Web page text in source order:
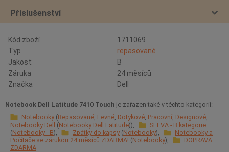
Příslušenství
Kód zboží
1711069
Typ
repasované
Jakost:
B
Záruka
24 měsíců
Značka
Dell
Notebook Dell Latitude 7410 Touch je zařazen také v těchto kategorií:
Notebooky Repasované Levné Dotykové Pracovní Designové
Notebooky Dell
Notebooky Dell Latitude
SLEVA - B kategorie
Notebooky - B
Zpátky do kapsy Notebooky
Notebooky a
Počítače se zárukou 24 měsíců ZDARMA! Notebooky
DOPRAVA
ZDARMA